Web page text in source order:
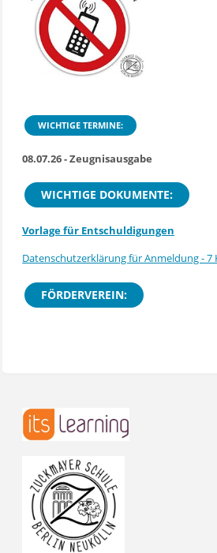
WICHTIGE TERMINE:
08.07.26 - Zeugnisausgabe
WICHTIGE DOKUMENTE:
Vorlage für Entschuldigungen
Datenschutzerklärung für Anmeldung - 7
FÖRDERVEREIN: